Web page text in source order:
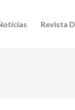
Revista